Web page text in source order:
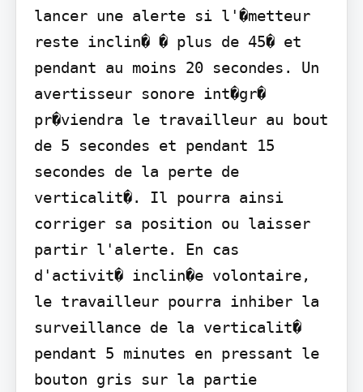
lancer une alerte si l'�metteur
reste inclin� � plus de 45� et
pendant au moins 20 secondes. Un
avertisseur sonore int�gr�
pr�viendra le travailleur au bout
de 5 secondes et pendant 15
secondes de la perte de
verticalit�. Il pourra ainsi
corriger sa position ou laisser
partir l'alerte. En cas
d'activit� inclin�e volontaire,
le travailleur pourra inhiber la
surveillance de la verticalit�
pendant 5 minutes en pressant le
bouton gris sur la partie